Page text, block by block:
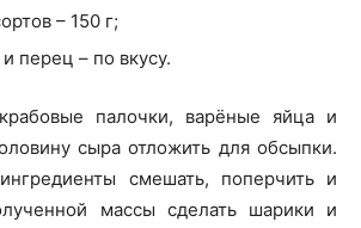
– 150 г;
перец – по вкусу.
палочки, варёные яйца и
сыра отложить для обсыпки.
смешать, поперчить и
массы сделать шарики и